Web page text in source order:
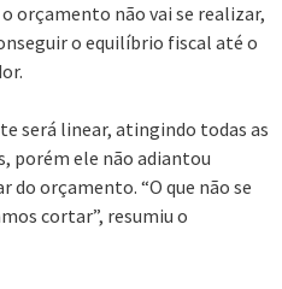
orçamento não vai se realizar,
o equilíbrio fiscal até o
será linear, atingindo todas as
porém ele não adiantou
orçamento. “O que não se
cortar”, resumiu o